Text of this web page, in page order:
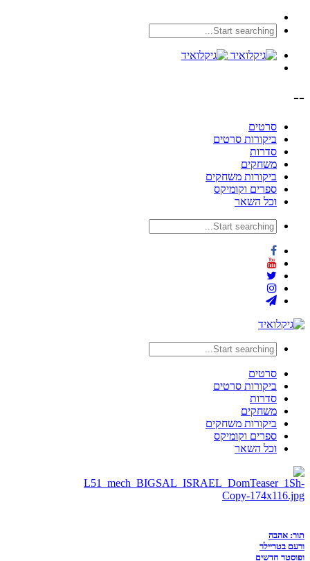
--
סרטים
ביקורות סרטים
סדרות
משחקים
ביקורות משחקים
ספרים וקומיקס
וכל השאר
סרטים
ביקורות סרטים
סדרות
משחקים
ביקורות משחקים
ספרים וקומיקס
וכל השאר
תור: אהבה
ורעם בטריילר
ופוסטר חדשים